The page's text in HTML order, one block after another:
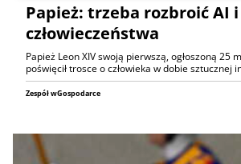
Papież: trzeba rozbroić AI
człowieczeństwa
Papież Leon XIV swoją pierwszą, ogłoszoną 25
poświęcił trosce o człowieka w dobie sztucznej
Zespół wGospodarce